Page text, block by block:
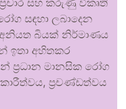
සහ කරුණු විකෘති
සඳහා ලබාදෙන
බියක් නිර්මාණය
ඉතා අහිතකර
ප්‍රධාන මානසික රෝග
ප්‍රචණ්ඩත්වය